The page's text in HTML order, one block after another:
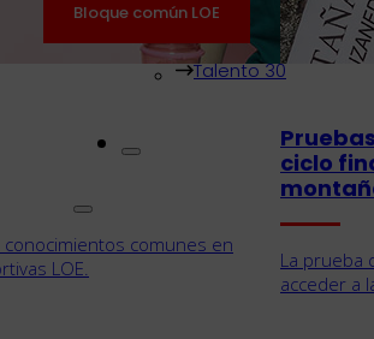
Formación
Contratos de
Talento 30
Bloque común LOE
comunes en
LOE.
ciclo
La prueba
acceder a